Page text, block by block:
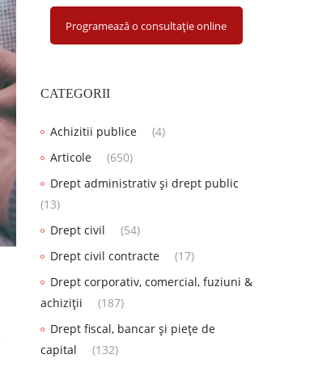
Programează o consultație online
CATEGORII
Achizitii publice
(4)
Articole
(650)
Drept administrativ și drept public
(13)
Drept civil
(54)
Drept civil contracte
(17)
Drept corporativ, comercial, fuziuni &
achiziții
(187)
Drept fiscal, bancar și piețe de
capital
(132)